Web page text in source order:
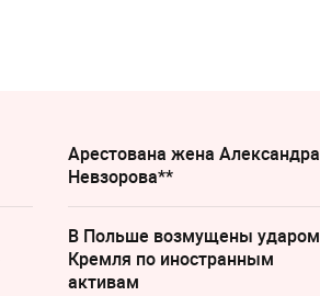
Арестована жена Александра
Невзорова**
В Польше возмущены ударом
Кремля по иностранным
активам